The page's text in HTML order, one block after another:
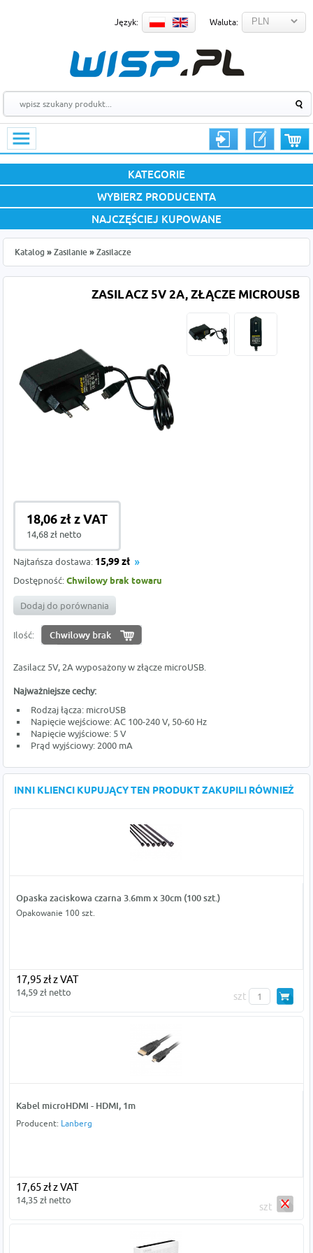
Język: Waluta:
KATEGORIE
WYBIERZ PRODUCENTA
NAJCZĘŚCIEJ KUPOWANE
Katalog » Zasilanie » Zasilacze
ZASILACZ 5V 2A, ZŁĄCZE MICROUSB
18,06 zł z VAT
14,68 zł netto
Najtańsza dostawa: 15,99 zł
Dostępność:Chwilowy brak towaru
Dodaj do porównania
Ilość:
Zasilacz 5V, 2A wyposażony w złącze microUSB.
Najważniejsze cechy:
Rodzaj łącza: microUSB
Napięcie wejściowe: AC 100-240 V, 50-60 Hz
Napięcie wyjściowe: 5 V
Prąd wyjściowy: 2000 mA
INNI KLIENCI KUPUJĄCY TEN PRODUKT ZAKUPILI RÓWNIEŻ
Opaska zaciskowa czarna 3.6mm x 30cm (100 szt.)
Opakowanie 100 szt.
17,95 zł z VAT
14,59 zł netto szt
Kabel microHDMI - HDMI, 1m
Producent: Lanberg
17,65 zł z VAT
14,35 zł netto
szt